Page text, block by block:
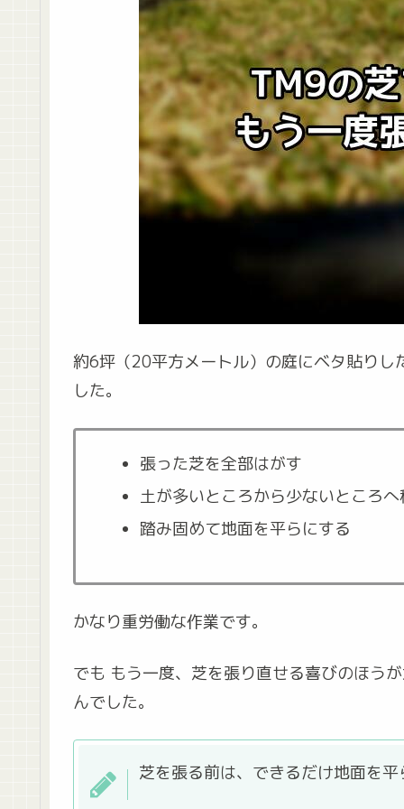
約6坪（20平方メートル）の庭にベタ貼り
した。
張った芝を全部はがす
土が多いところから少ないところ
踏み固めて地面を平らにする
かなり重労働な作業です。
でも もう一度、芝を張り直せる喜びのほう
んでした。
芝を張る前は、できるだけ地面を